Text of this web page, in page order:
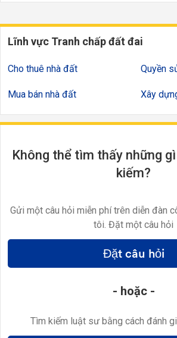
Lĩnh vực Tranh chấp đất đai
Cho thuê nhà đất
Mua bán nhà đất
Quyền
Xây
Không thể tìm thấy những
kiếm?
Gửi một câu hỏi miễn phí trên diễn đàn
tôi. Đặt một câu hỏi
Đặt câu hỏi
- hoặc -
Tìm kiếm luật sư bằng cách đánh